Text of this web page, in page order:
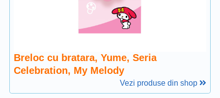
Breloc cu bratara, Yume, Seria
Celebration, My Melody
Vezi produse din shop